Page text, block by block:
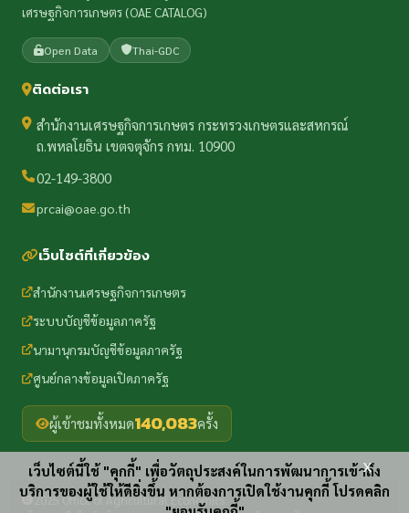
เศรษฐกิจการเกษตร (OAE CATALOG)
Open Data Thai-GDC
ติดต่อเรา
สำนักงานเศรษฐกิจการเกษตร กระทรวงเกษตรและสหกรณ์
ถ.พหลโยธิน เขตจตุจักร กทม. 10900
02-149-3800
prcai@oae.go.th
เว็บไซต์ที่เกี่ยวข้อง
สำนักงานเศรษฐกิจการเกษตร
ระบบบัญชีข้อมูลภาครัฐ
นามานุกรมบัญชีข้อมูลภาครัฐ
ศูนย์กลางข้อมูลเปิดภาครัฐ
ผู้เข้าชมทั้งหมด140,083ครั้ง
2025 Office of Agricultural Economics
เว็บไซต์นี้ใช้ "คุกกี้" เพื่อวัตถุประสงค์ในการพัฒนาการเข้าถึง
บริการของผู้ใช้ให้ดียิ่งขึ้น หากต้องการเปิดใช้งานคุกกี้ โปรดคลิก
x